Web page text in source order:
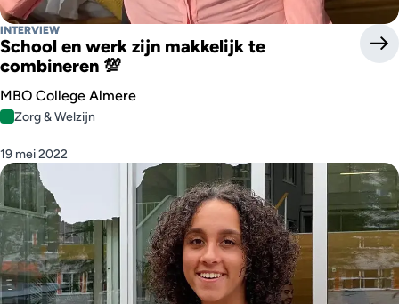
INTERVIEW
School en werk zijn makkelijk te
combineren 💯
MBO College Almere
Zorg & Welzijn
19 mei 2022